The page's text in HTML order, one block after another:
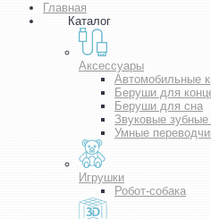
Главная
Каталог
Аксессуары
Автомобильные
Беруши для
Беруши для сна
Звуковые
Умные
Игрушки
Робот-собака